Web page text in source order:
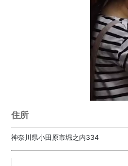
住所
神奈川県小田原市堀之内334